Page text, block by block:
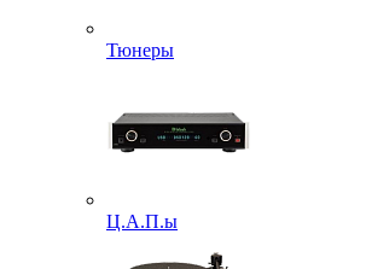
Тюнеры
Ц.А.П.ы